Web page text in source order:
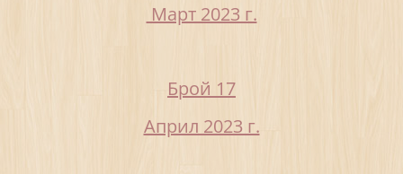
Март 2023 г.
Брой 17
Април 2023 г.